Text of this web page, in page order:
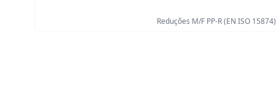
Reduções M/F PP-R (EN ISO 15874)